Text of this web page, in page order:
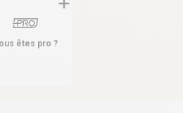
êtes pro ?